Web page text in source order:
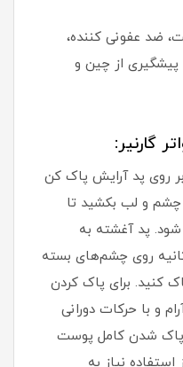
ضد عفونی کننده،
از چین و
گارنیر:
روی پد آرایش پاک کن
و لب بکشید تا
پد آغشته به
روی چشم‌های بسته
کنید. برای پاک کردن
و با حرکات دورانی
پاک شدن کامل پوست
نیاز به